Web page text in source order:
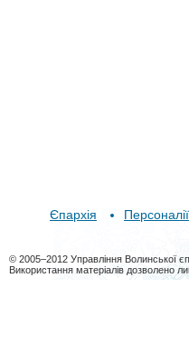
Єпархія Персоналії
© 2005–2012 Управління Волинської
Використання матеріалів дозволено